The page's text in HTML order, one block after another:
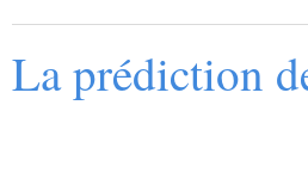
La prédiction